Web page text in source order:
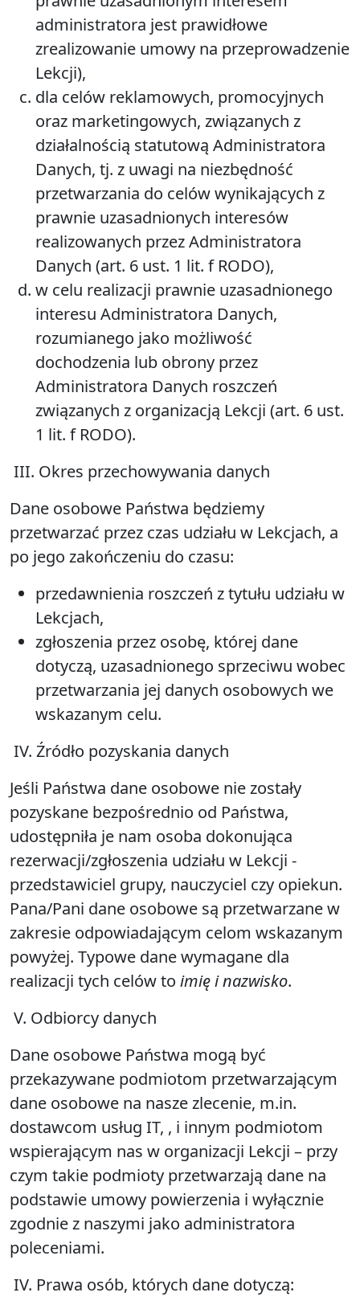
administratora jest prawidłowe
zrealizowanie umowy na przeprowadzenie
Lekcji),
dla celów reklamowych, promocyjnych
oraz marketingowych, związanych z
działalnością statutową Administratora
Danych, tj. z uwagi na niezbędność
przetwarzania do celów wynikających z
prawnie uzasadnionych interesów
realizowanych przez Administratora
Danych (art. 6 ust. 1 lit. f RODO),
w celu realizacji prawnie uzasadnionego
interesu Administratora Danych,
rozumianego jako możliwość
dochodzenia lub obrony przez
Administratora Danych roszczeń
związanych z organizacją Lekcji (art. 6 ust.
1 lit. f RODO).
III. Okres przechowywania danych
Dane osobowe Państwa będziemy
przetwarzać przez czas udziału w Lekcjach, a
po jego zakończeniu do czasu:
przedawnienia roszczeń z tytułu udziału w
Lekcjach,
zgłoszenia przez osobę, której dane
dotyczą, uzasadnionego sprzeciwu wobec
przetwarzania jej danych osobowych we
wskazanym celu.
IV. Źródło pozyskania danych
Jeśli Państwa dane osobowe nie zostały
pozyskane bezpośrednio od Państwa,
udostępniła je nam osoba dokonująca
rezerwacji/zgłoszenia udziału w Lekcji -
przedstawiciel grupy, nauczyciel czy opiekun.
Pana/Pani dane osobowe są przetwarzane w
zakresie odpowiadającym celom wskazanym
powyżej. Typowe dane wymagane dla
realizacji tych celów to imię i nazwisko.
V. Odbiorcy danych
Dane osobowe Państwa mogą być
przekazywane podmiotom przetwarzającym
dane osobowe na nasze zlecenie, m.in.
dostawcom usług IT, , i innym podmiotom
wspierającym nas w organizacji Lekcji – przy
czym takie podmioty przetwarzają dane na
podstawie umowy powierzenia i wyłącznie
zgodnie z naszymi jako administratora
poleceniami.
IV. Prawa osób, których dane dotyczą: